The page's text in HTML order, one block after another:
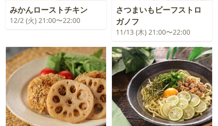
みかんローストチキン
12/2 (火) 21:00〜22:00
さつまいもビーフストロ
ガノフ
11/13 (木) 21:00〜22:00